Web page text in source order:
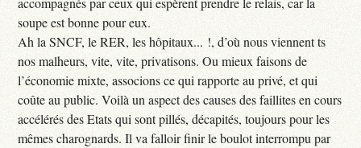
soupe est bonne pour eux.
Ah la SNCF, le RER, les hôpitaux... !, d’où nous viennent ts
nos malheurs, vite, vite, privatisons. Ou mieux faisons de
l’économie mixte, associons ce qui rapporte au privé, et qui
coûte au public. Voilà un aspect des causes des faillites en cours
accélérés des Etats qui sont pillés, décapités, toujours pour les
mêmes charognards. Il va falloir finir le boulot interrompu par